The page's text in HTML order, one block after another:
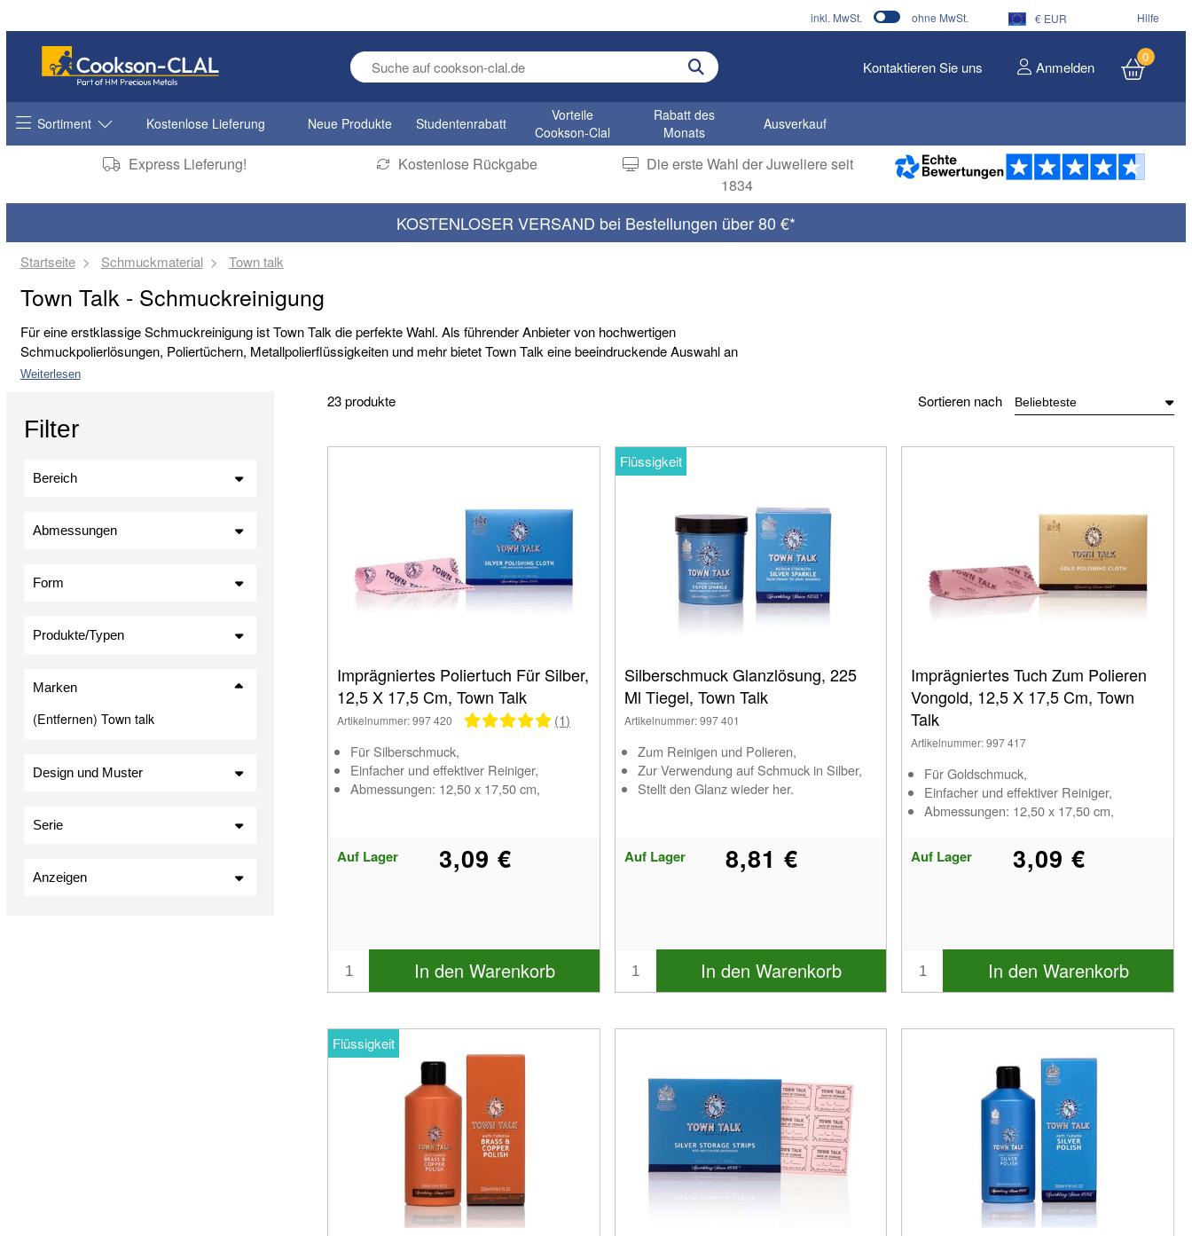
inkl. MwSt. ohne MwSt. € EUR Hilfe
Enter search term Kontaktieren Sie uns Anmelden
0
Sortiment Kostenlose Lieferung Neue Produkte Studentenrabatt
Vorteile
Cookson-Clal
Rabatt des
Monats
Ausverkauf
Express Lieferung! Kostenlose Rückgabe
Die erste Wahl der Juweliere seit
1834
KOSTENLOSER VERSAND bei Bestellungen über 80 €*
Startseite Schmuckmaterial Town talk
Town Talk - Schmuckreinigung
Für eine erstklassige Schmuckreinigung ist Town Talk die perfekte Wahl. Als führender Anbieter von hochwertigen
Schmuckpolierlösungen, Poliertüchern, Metallpolierflüssigkeiten und mehr bietet Town Talk eine beeindruckende Auswahl an
Reinigungsmitteln, die in der Werkstatt eines jeden Schmuckherstellers unverzichtbar sind. Bei Cookson-CLAL führen wir ein stetig
eine professionelle Schmuckpflege benötigen. Setzen Sie auf Town Talk und lassen Sie Ihre Schmuckstücke in neuem Glanz
erstrahlen.
Weiterlesen
Filter
Bereich
Schmuckreinigung (20)
Abmessungen
Form
Produkte/Typen
Fettlösende Reiniger (2)
Schmuckreiniger (2)
Marken
(Entfernen) Town talk
Design und Muster
Serie
Anzeigen
23 produkte Sortieren nach
Imprägniertes Poliertuch Für Silber,
12,5 X 17,5 Cm, Town Talk
Artikelnummer: 997 420
(1)
Für Silberschmuck,
Einfacher und effektiver Reiniger,
Abmessungen: 12,50 x 17,50 cm,
Auf Lager 3,09 €
In den Warenkorb
Flüssigkeit
Silberschmuck Glanzlösung, 225
Ml Tiegel, Town Talk
Artikelnummer: 997 401
Zum Reinigen und Polieren,
Zur Verwendung auf Schmuck in Silber,
Stellt den Glanz wieder her.
Auf Lager 8,81 €
In den Warenkorb
Imprägniertes Tuch Zum Polieren
Vongold, 12,5 X 17,5 Cm, Town
Talk
Artikelnummer: 997 417
Für Goldschmuck,
Einfacher und effektiver Reiniger,
Abmessungen: 12,50 x 17,50 cm,
Auf Lager 3,09 €
In den Warenkorb
Flüssigkeit